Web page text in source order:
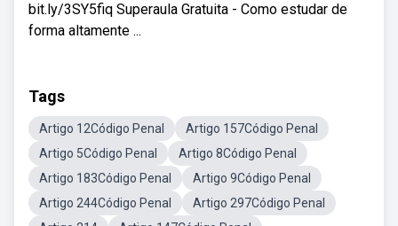
bit.ly/3SY5fiq Superaula Gratuita - Como estudar de
forma altamente ...
Tags
Artigo 12Código Penal
Artigo 157Código Penal
Artigo 5Código Penal
Artigo 8Código Penal
Artigo 183Código Penal
Artigo 9Código Penal
Artigo 244Código Penal
Artigo 297Código Penal